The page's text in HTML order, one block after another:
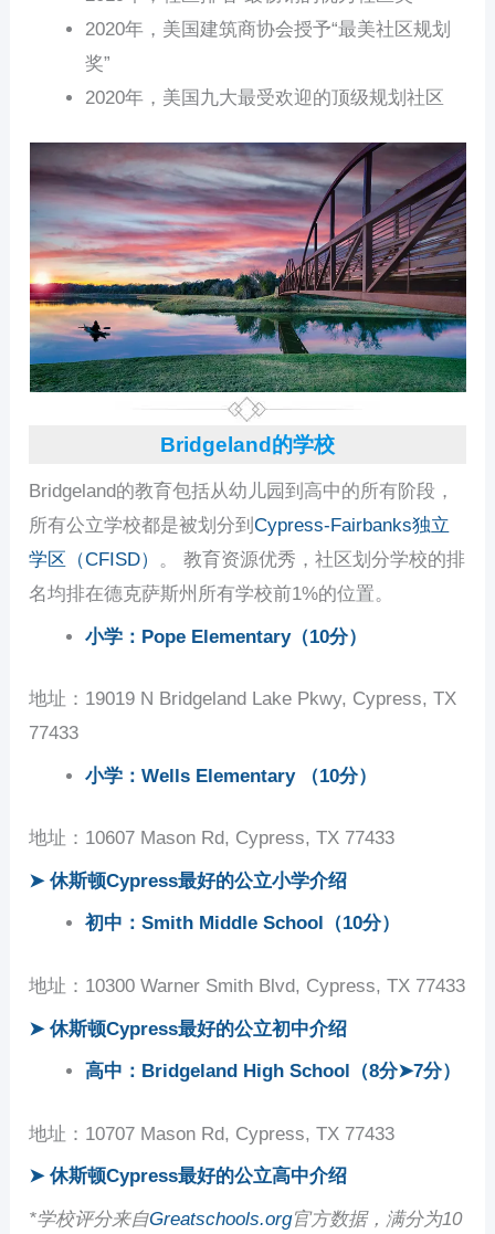
2020年，美国建筑商协会授予“最美社区规划
奖”
2020年，美国九大最受欢迎的顶级规划社区
Bridgeland的学校
Bridgeland的教育包括从幼儿园到高中的所有阶段，
所有公立学校都是被划分到Cypress-Fairbanks独立
学区（CFISD） 。 教育资源优秀，社区划分学校的排
名均排在德克萨斯州所有学校前1%的位置。
小学：Pope Elementary（10分）
地址：19019 N Bridgeland Lake Pkwy, Cypress, TX
77433
小学：Wells Elementary （10分）
地址：10607 Mason Rd, Cypress, TX 77433
➤ 休斯顿Cypress最好的公立小学介绍
初中：Smith Middle School（10分）
地址：10300 Warner Smith Blvd, Cypress, TX 77433
➤ 休斯顿Cypress最好的公立初中介绍
高中：Bridgeland High School（8分➤7分）
地址：10707 Mason Rd, Cypress, TX 77433
➤ 休斯顿Cypress最好的公立高中介绍
*学校评分来自Greatschools.org官方数据，满分为10